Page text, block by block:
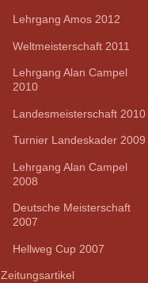
Lehrgang Amos 2012
Weltmeisterschaft 2011
Lehrgang Alan Campel
2010
Landesmeisterschaft 2010
Turnier Landeskader 2009
Lehrgang Alan Campel
2008
Deutsche Meisterschaft
2007
Hellweg Cup 2007
Zeitungsartikel